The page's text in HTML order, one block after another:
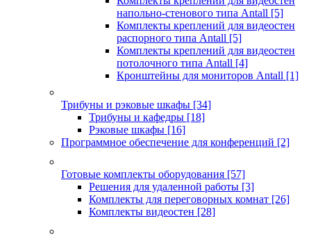
напольно-стенового типа Antall [5]
Комплекты креплений для видеостен
распорного типа Antall [5]
Комплекты креплений для видеостен
потолочного типа Antall [4]
Кронштейны для мониторов Antall [1]
Трибуны и рэковые шкафы [34]
Трибуны и кафедры [18]
Рэковые шкафы [16]
Программное обеспечение для конференций [2]
Готовые комплекты оборудования [57]
Решения для удаленной работы [3]
Комплекты для переговорных комнат [26]
Комплекты видеостен [28]